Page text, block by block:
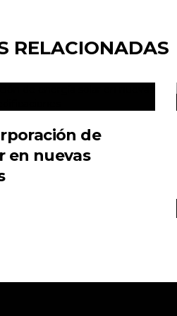
RELACIONADAS
de
en nuevas